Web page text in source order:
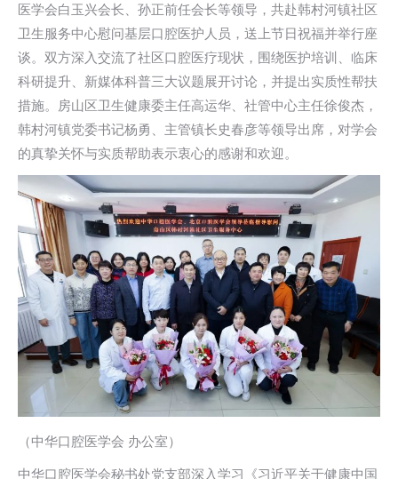
医学会白玉兴会长、孙正前任会长等领导，共赴韩村河镇社区
卫生服务中心慰问基层口腔医护人员，送上节日祝福并举行座
谈。双方深入交流了社区口腔医疗现状，围绕医护培训、临床
科研提升、新媒体科普三大议题展开讨论，并提出实质性帮扶
措施。房山区卫生健康委主任高运华、社管中心主任徐俊杰，
韩村河镇党委书记杨勇、主管镇长史春彦等领导出席，对学会
的真挚关怀与实质帮助表示衷心的感谢和欢迎。
（中华口腔医学会 办公室）
中华口腔医学会秘书处党支部深入学习《习近平关于健康中国